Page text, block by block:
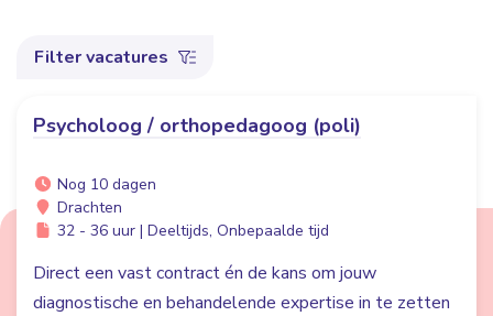
Filter vacatures
Psycholoog / orthopedagoog (poli)
Nog 10 dagen
Drachten
32 - 36 uur | Deeltijds, Onbepaalde tijd
Direct een vast contract én de kans om jouw
diagnostische en behandelende expertise in te zetten